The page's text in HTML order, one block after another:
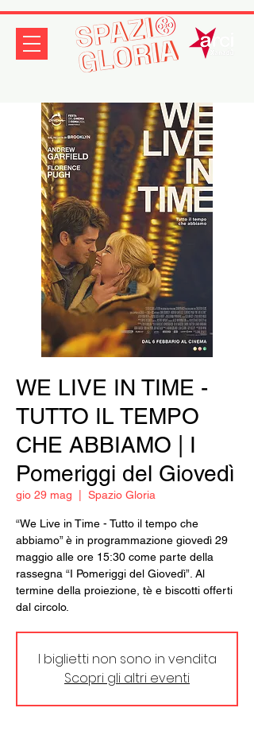
WE LIVE IN TIME -
TUTTO IL TEMPO
CHE ABBIAMO | I
Pomeriggi del Giovedì
gio 29 mag Spazio Gloria
“We Live in Time - Tutto il tempo che
abbiamo” è in programmazione giovedì 29
maggio alle ore 15:30 come parte della
rassegna “I Pomeriggi del Giovedì”. Al
termine della proiezione, tè e biscotti offerti
dal circolo.
I biglietti non sono in vendita
Scopri gli altri eventi